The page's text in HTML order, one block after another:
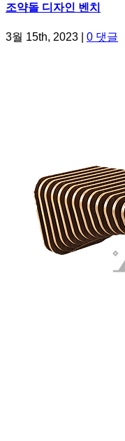
조약돌 디자인 벤치
3월 15th, 2023 0 댓글